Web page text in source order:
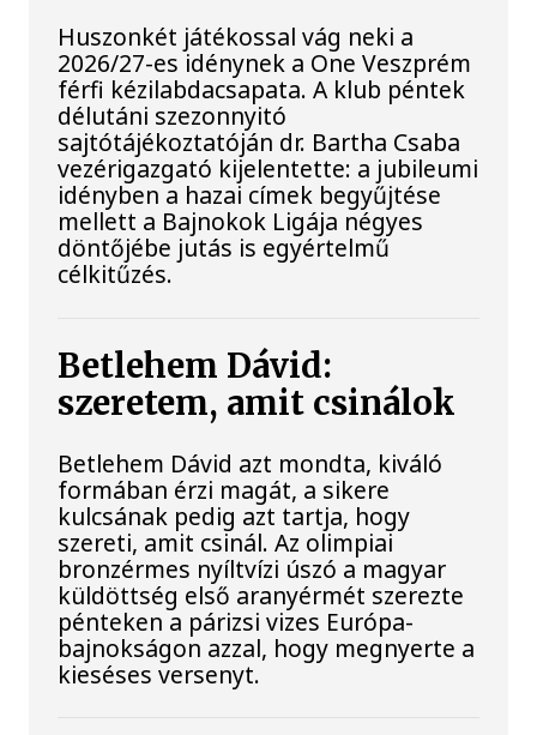
Huszonkét játékossal vág neki a
2026/27-es idénynek a One Veszprém
férfi kézilabdacsapata. A klub péntek
délutáni szezonnyitó
sajtótájékoztatóján dr. Bartha Csaba
vezérigazgató kijelentette: a jubileumi
idényben a hazai címek begyűjtése
mellett a Bajnokok Ligája négyes
döntőjébe jutás is egyértelmű
célkitűzés.
Betlehem Dávid:
szeretem, amit csinálok
Betlehem Dávid azt mondta, kiváló
formában érzi magát, a sikere
kulcsának pedig azt tartja, hogy
szereti, amit csinál. Az olimpiai
bronzérmes nyíltvízi úszó a magyar
küldöttség első aranyérmét szerezte
pénteken a párizsi vizes Európa-
bajnokságon azzal, hogy megnyerte a
kieséses versenyt.